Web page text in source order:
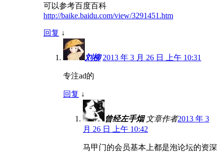
可以参考百度百科
http://baike.baidu.com/view/3291451.htm
回复 ↓
刘柳 2013 年 3 月 26 日 上午 10:31
专注ad的
回复 ↓
曾经左手烟 文章作者2013 年 3
月 26 日 上午 10:42
马甲门的会员基本上都是泡论坛的资深